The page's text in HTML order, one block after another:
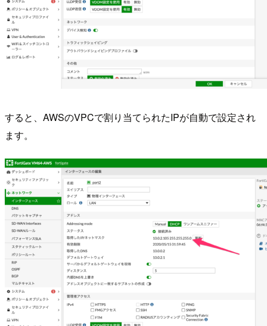
すると、AWSのVPCで割り当てられたIPが自動で設定され
ます。